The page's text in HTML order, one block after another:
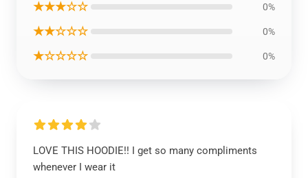
★★★☆☆ 0%
★★☆☆☆ 0%
★☆☆☆☆ 0%
LOVE THIS HOODIE!! I get so many compliments
whenever I wear it